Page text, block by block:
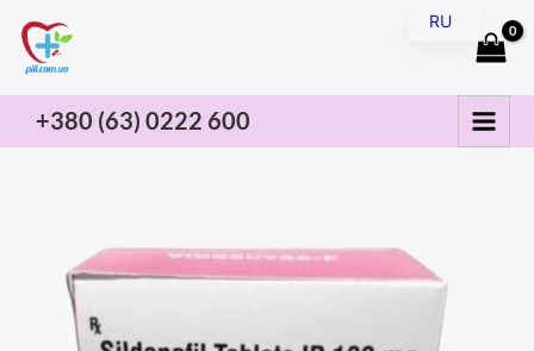
содержимому
+380 (63) 0222 600
товара
Женская
виагра
RU